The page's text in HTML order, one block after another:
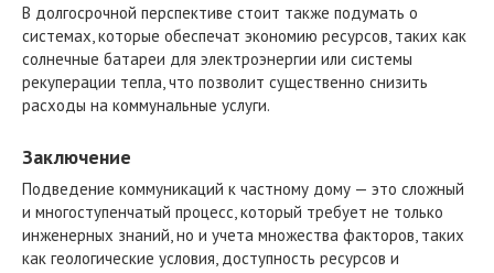
В долгосрочной перспективе стоит также подумать о
системах, которые обеспечат экономию ресурсов, таких как
солнечные батареи для электроэнергии или системы
рекуперации тепла, что позволит существенно снизить
расходы на коммунальные услуги.
Заключение
Подведение коммуникаций к частному дому — это сложный
и многоступенчатый процесс, который требует не только
инженерных знаний, но и учета множества факторов, таких
как геологические условия, доступность ресурсов и